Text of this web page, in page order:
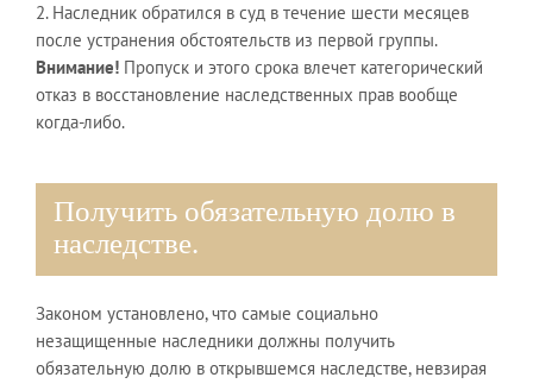
2. Наследник обратился в суд в течение шести месяцев
после устранения обстоятельств из первой группы.
Внимание! Пропуск и этого срока влечет категорический
отказ в восстановление наследственных прав вообще
когда-либо.
Получить обязательную долю в
наследстве.
Законом установлено, что самые социально
незащищенные наследники должны получить
обязательную долю в открывшемся наследстве, невзирая